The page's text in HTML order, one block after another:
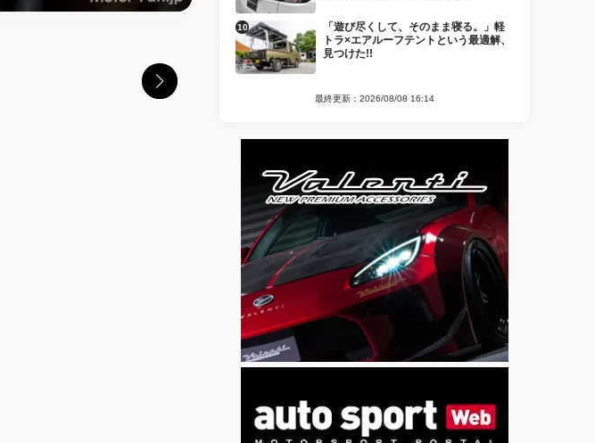
「遊び尽くして、そのまま寝る。」軽
トラ×エアルーフテントという最適解、
見つけた!!
最終更新：2026/08/08 16:14